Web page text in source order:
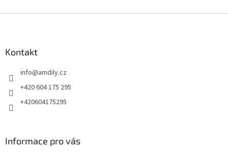
Kontakt
info@amdily.cz
+420 604 175 295
+420604175295
Informace pro vás